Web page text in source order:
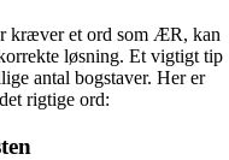
kræver et ord som ÆR, kan
løsning. Et vigtigt tip
antal bogstaver. Her er
rigtige ord: